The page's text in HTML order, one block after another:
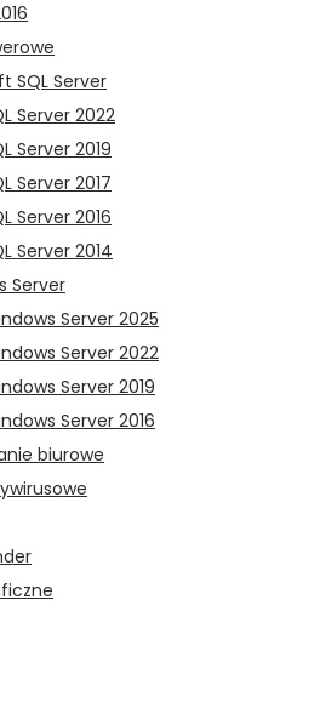
SQL Server
Server 2022
Server 2019
Server 2017
Server 2016
Server 2014
Server
Server 2025
Server 2022
Server 2019
Server 2016
biurowe